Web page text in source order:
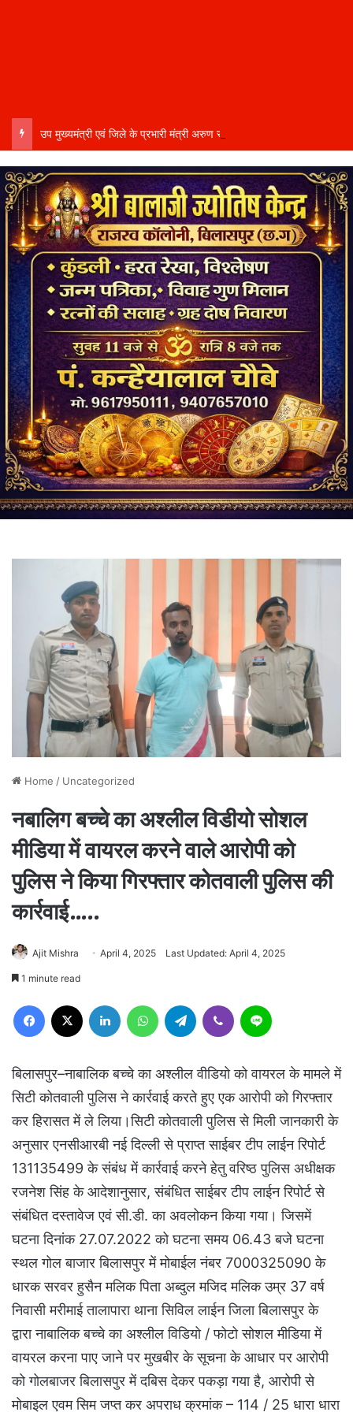
Home / Uncategorized
नबालिग बच्चे का अश्लील विडीयो सोशल
मीडिया में वायरल करने वाले आरोपी को
पुलिस ने किया गिरफ्तार कोतवाली पुलिस की
कार्रवाई…..
Ajit Mishra April 4, 2025 Last Updated: April 4, 2025
1 minute read
Facebook LinkedIn WhatsAppTelegram Viber
बिलासपुर–नाबालिक बच्चे का अश्लील वीडियो को वायरल के मामले में
सिटी कोतवाली पुलिस ने कार्रवाई करते हुए एक आरोपी को गिरफ्तार
कर हिरासत में ले लिया।सिटी कोतवाली पुलिस से मिली जानकारी के
अनुसार एनसीआरबी नई दिल्ली से प्राप्त साईबर टीप लाईन रिपोर्ट
131135499 के संबंध में कार्रवाई करने हेतु वरिष्ठ पुलिस अधीक्षक
रजनेश सिंह के आदेशानुसार, संबंधित साईबर टीप लाईन रिपोर्ट से
संबंधित दस्तावेज एवं सी.डी. का अवलोकन किया गया। जिसमें
घटना दिनांक 27.07.2022 को घटना समय 06.43 बजे घटना
स्थल गोल बाजार बिलासपुर में मोबाईल नंबर 7000325090 के
धारक सरवर हुसैन मलिक पिता अब्दुल मजिद मलिक उम्र 37 वर्ष
निवासी मरीमाई तालापारा थाना सिविल लाईन जिला बिलासपुर के
द्वारा नाबालिक बच्चे का अश्लील विडियो / फोटो सोशल मीडिया में
वायरल करना पाए जाने पर मुखबीर के सूचना के आधार पर आरोपी
को गोलबाजर बिलासपुर में दबिस देकर पकड़ा गया है, आरोपी से
मोबाइल एवम सिम जप्त कर अपराध क्रमांक – 114 / 25 धारा धारा